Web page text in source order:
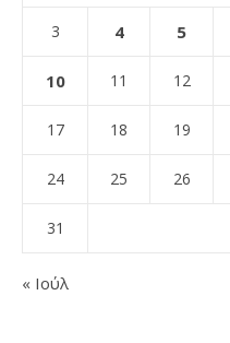
3 4 5
10 11 12
17 18 19
24 25 26
31
« Ιούλ